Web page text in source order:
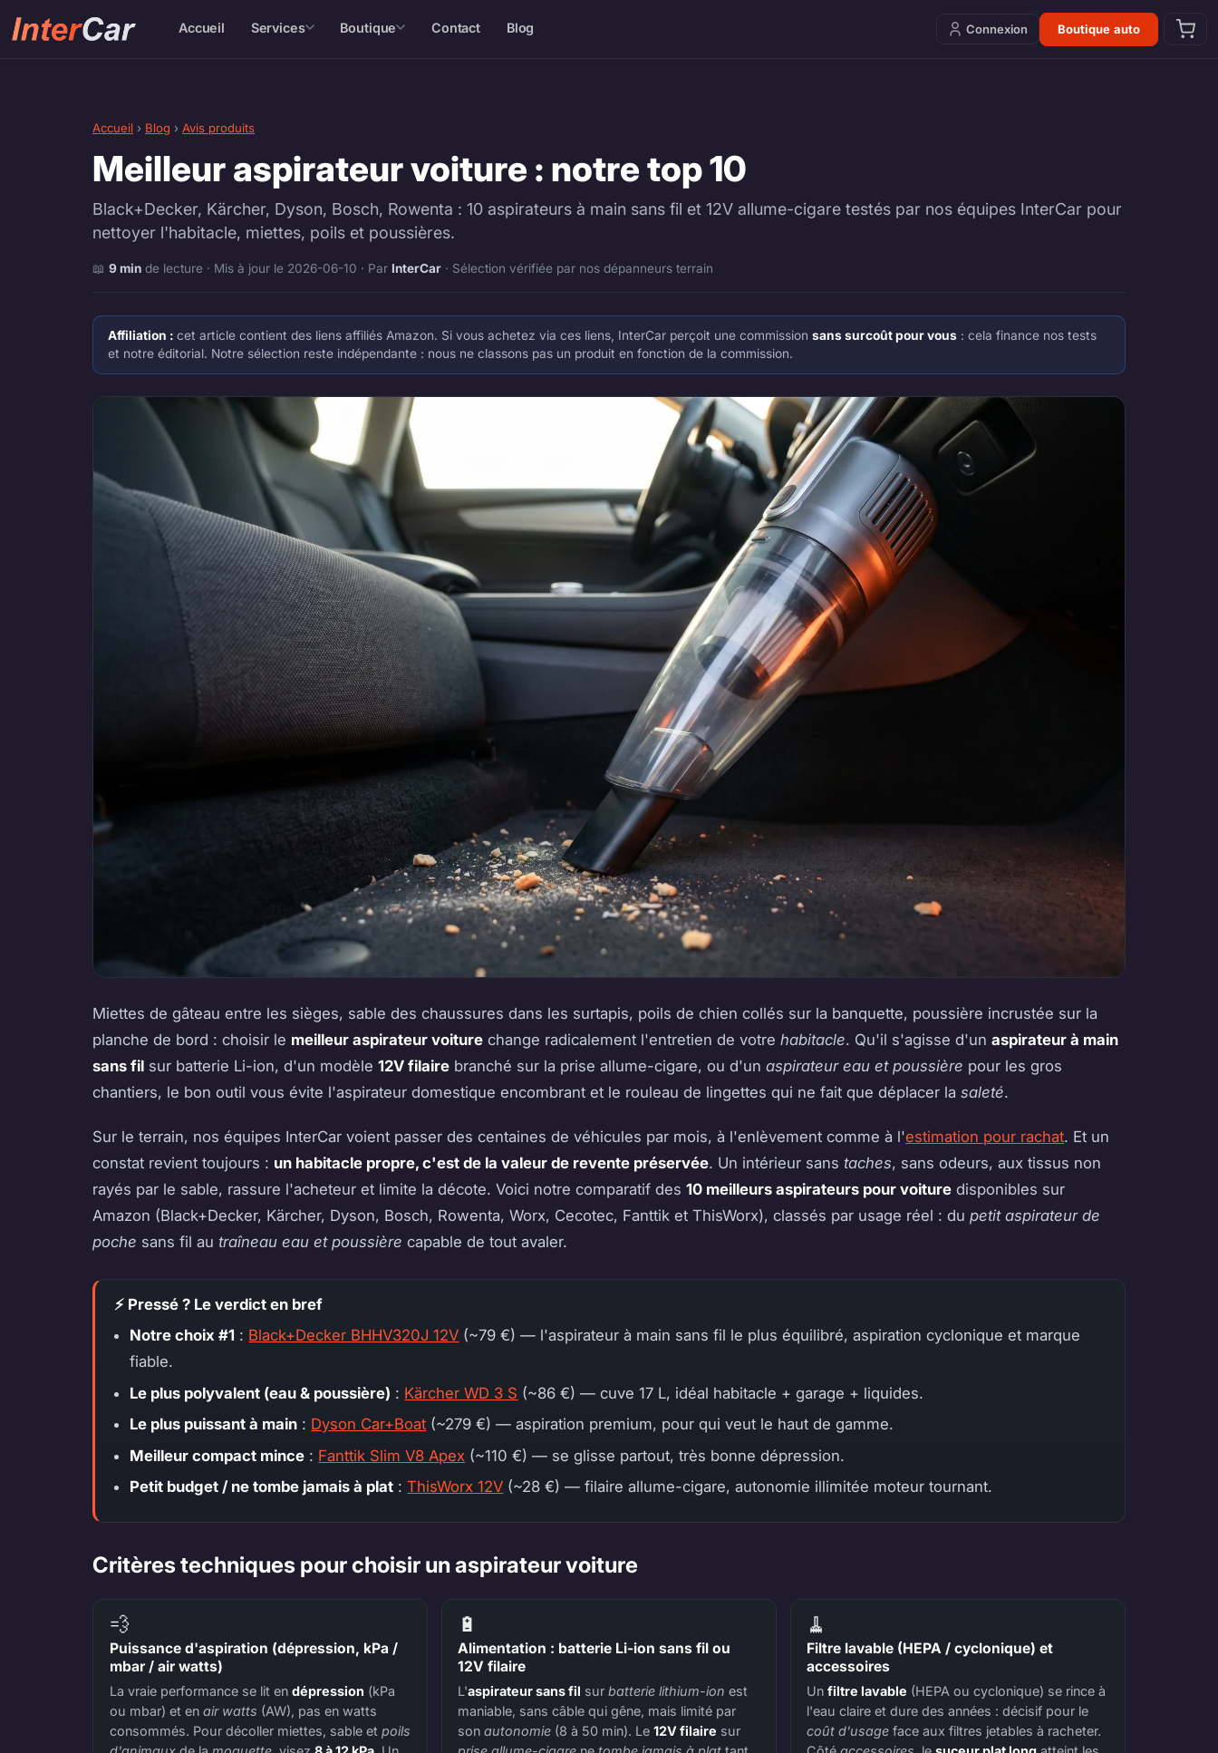
Accueil Services Boutique Contact Blog Connexion Boutique auto
Accueil › Blog › Avis produits
Meilleur aspirateur voiture : notre top 10
Black+Decker, Kärcher, Dyson, Bosch, Rowenta : 10 aspirateurs à main sans fil et 12V allume-cigare testés par nos équipes InterCar pour
nettoyer l'habitacle, miettes, poils et poussières.
📖 9 min de lecture · Mis à jour le 2026-06-10 · Par InterCar · Sélection vérifiée par nos dépanneurs terrain
Affiliation : cet article contient des liens affiliés Amazon. Si vous achetez via ces liens, InterCar perçoit une commission sans surcoût pour vous : cela finance nos tests
et notre éditorial. Notre sélection reste indépendante : nous ne classons pas un produit en fonction de la commission.
Miettes de gâteau entre les sièges, sable des chaussures dans les surtapis, poils de chien collés sur la banquette, poussière incrustée sur la
planche de bord : choisir le meilleur aspirateur voiture change radicalement l'entretien de votre habitacle. Qu'il s'agisse d'un aspirateur à main
sans fil sur batterie Li-ion, d'un modèle 12V filaire branché sur la prise allume-cigare, ou d'un aspirateur eau et poussière pour les gros
chantiers, le bon outil vous évite l'aspirateur domestique encombrant et le rouleau de lingettes qui ne fait que déplacer la saleté.
Sur le terrain, nos équipes InterCar voient passer des centaines de véhicules par mois, à l'enlèvement comme à l'estimation pour rachat. Et un
constat revient toujours : un habitacle propre, c'est de la valeur de revente préservée. Un intérieur sans taches, sans odeurs, aux tissus non
rayés par le sable, rassure l'acheteur et limite la décote. Voici notre comparatif des 10 meilleurs aspirateurs pour voiture disponibles sur
Amazon (Black+Decker, Kärcher, Dyson, Bosch, Rowenta, Worx, Cecotec, Fanttik et ThisWorx), classés par usage réel : du petit aspirateur de
poche sans fil au traîneau eau et poussière capable de tout avaler.
⚡ Pressé ? Le verdict en bref
Notre choix #1 : Black+Decker BHHV320J 12V (~79 €) — l'aspirateur à main sans fil le plus équilibré, aspiration cyclonique et marque
fiable.
Le plus polyvalent (eau & poussière) : Kärcher WD 3 S (~86 €) — cuve 17 L, idéal habitacle + garage + liquides.
Le plus puissant à main : Dyson Car+Boat (~279 €) — aspiration premium, pour qui veut le haut de gamme.
Meilleur compact mince : Fanttik Slim V8 Apex (~110 €) — se glisse partout, très bonne dépression.
Petit budget / ne tombe jamais à plat :ThisWorx 12V (~28 €) — filaire allume-cigare, autonomie illimitée moteur tournant.
Critères techniques pour choisir un aspirateur voiture
💨
Puissance d'aspiration (dépression, kPa /
mbar / air watts)
La vraie performance se lit en dépression (kPa
ou mbar) et en air watts (AW), pas en watts
consommés. Pour décoller miettes, sable et poils
🔋
Alimentation : batterie Li-ion sans fil ou
12V filaire
L'aspirateur sans fil surbatterie lithium-ion est
maniable, sans câble qui gêne, mais limité par
sonautonomie (8 à 50 min). Le12V filaire sur
🧹
Filtre lavable (HEPA / cyclonique) et
accessoires
Unfiltre lavable (HEPA ou cyclonique) se rince à
l'eau claire et dure des années : décisif pour le
coût d'usage face aux filtres jetables à racheter.